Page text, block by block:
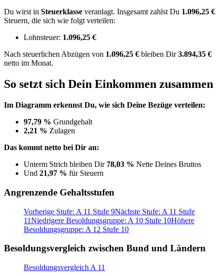
Du wirst in Steuerklasse veranlagt. Insgesamt zahlst Du 1.096,25 €
Steuern, die sich wie folgt verteilen:
Lohnsteuer: 1.096,25 €
Nach steuerlichen Abzügen von 1.096,25 € bleiben Dir3.894,35 €
netto im Monat.
So setzt sich Dein Einkommen zusammen
Im Diagramm erkennst Du, wie sich Deine Bezüge verteilen:
97,79 % Grundgehalt
2,21 % Zulagen
Das kommt netto bei Dir an:
Unterm Strich bleiben Dir 78,03 % Nette Deines Bruttos
Und 21,97 % für Steuern
Angrenzende Gehaltsstufen
Vorherige Stufe: A 11 Stufe 9Nächste Stufe: A 11 Stufe
11Niedrigere Besoldungsgruppe: A 10 Stufe 10Höhere
Besoldungsgruppe: A 12 Stufe 10
Besoldungsvergleich zwischen Bund und Ländern
Besoldungsvergleich A 11